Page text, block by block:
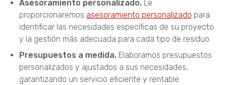
Asesoramiento personalizado.Le
proporcionaremos asesoramiento personalizado para
identificar las necesidades específicas de su proyecto
y la gestión más adecuada para cada tipo de residuo.
Presupuestos a medida.Elaboramos presupuestos
personalizados y ajustados a sus necesidades,
garantizando un servicio eficiente y rentable.